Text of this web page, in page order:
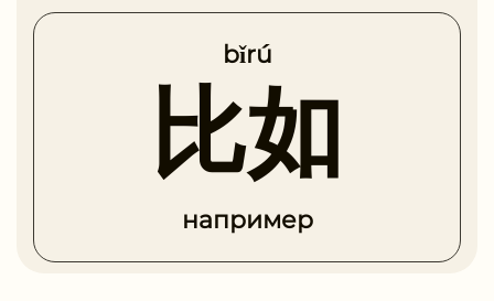
bǐrú
比如
например